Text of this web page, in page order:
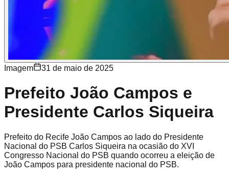
Imagem 31 de maio de 2025
Prefeito João Campos e
Presidente Carlos Siqueira
Prefeito do Recife João Campos ao lado do Presidente
Nacional do PSB Carlos Siqueira na ocasião do XVI
Congresso Nacional do PSB quando ocorreu a eleição de
João Campos para presidente nacional do PSB.